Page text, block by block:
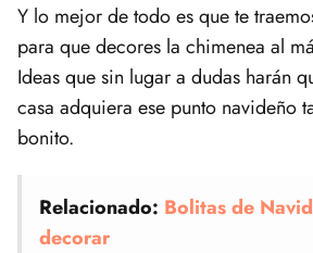
Y lo mejor de todo es que te
para que decores la chimenea al
Ideas que sin lugar a dudas harán
casa adquiera ese punto navideño
bonito.
Relacionado: Bolitas de
decorar